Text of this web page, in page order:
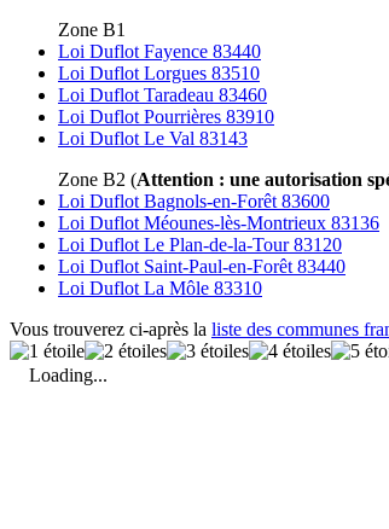
Zone B1
Loi Duflot Fayence 83440
Loi Duflot Lorgues 83510
Loi Duflot Taradeau 83460
Loi Duflot Pourrières 83910
Loi Duflot Le Val 83143
Zone B2 (Attention : une autorisation
Loi Duflot Bagnols-en-Forêt 83600
Loi Duflot Méounes-lès-Montrieux 83136
Loi Duflot Le Plan-de-la-Tour 83120
Loi Duflot Saint-Paul-en-Forêt 83440
Loi Duflot La Môle 83310
Vous trouverez ci-après la liste des communes
Loading...